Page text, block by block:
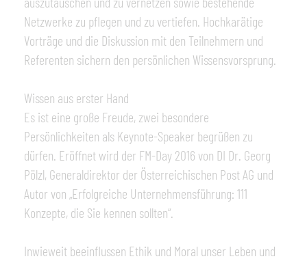
Netzwerke zu pflegen und zu vertiefen. Hochkarätige
Vorträge und die Diskussion mit den Teilnehmern und
Referenten sichern den persönlichen Wissensvorsprung.
Wissen aus erster Hand
Es ist eine große Freude, zwei besondere
Persönlichkeiten als Keynote-Speaker begrüßen zu
dürfen. Eröffnet wird der FM-Day 2016 von DI Dr. Georg
Pölzl, Generaldirektor der Österreichischen Post AG und
Autor von „Erfolgreiche Unternehmensführung: 111
Konzepte, die Sie kennen sollten“.
Inwieweit beeinflussen Ethik und Moral unser Leben und